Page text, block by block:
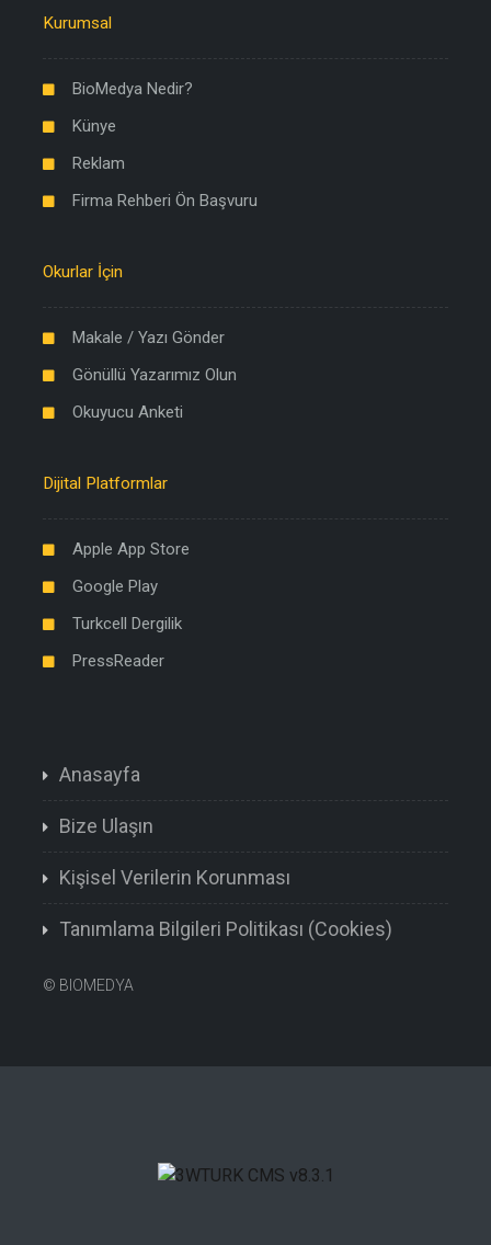
Kurumsal
BioMedya Nedir?
Künye
Reklam
Firma Rehberi Ön Başvuru
Okurlar İçin
Makale / Yazı Gönder
Gönüllü Yazarımız Olun
Okuyucu Anketi
Dijital Platformlar
Apple App Store
Google Play
Turkcell Dergilik
PressReader
Anasayfa
Bize Ulaşın
Kişisel Verilerin Korunması
Tanımlama Bilgileri Politikası (Cookies)
© BIOMEDYA